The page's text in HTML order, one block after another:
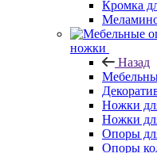
Кромка
ножки
Назад
Ножки
Ножки
Опоры
Опоры